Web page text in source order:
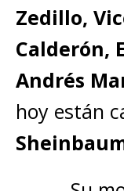
Zedillo,
Calderón,
Andrés
hoy están